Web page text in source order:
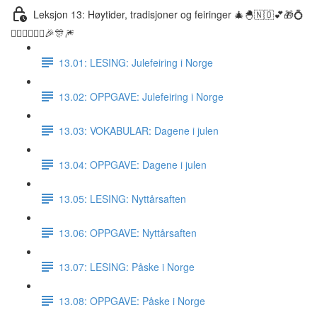
Leksjon 13: Høytider, tradisjoner og feiringer 🎄🐣🇳🇴💕🎁💍
👰🏼‍♀️🤵🏽‍♂️🎉🎊🎆
13.01: LESING: Julefeiring i Norge
13.02: OPPGAVE: Julefeiring i Norge
13.03: VOKABULAR: Dagene i julen
13.04: OPPGAVE: Dagene i julen
13.05: LESING: Nyttårsaften
13.06: OPPGAVE: Nyttårsaften
13.07: LESING: Påske i Norge
13.08: OPPGAVE: Påske i Norge